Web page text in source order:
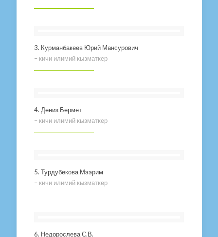
3. Курманбакеев Юрий Мансурович
– кичи илимий кызматкер
4. Дениз Бермет
– кичи илимий кызматкер
5. Турдубекова Мээрим
– кичи илимий кызматкер
6. Недорослева С.В.